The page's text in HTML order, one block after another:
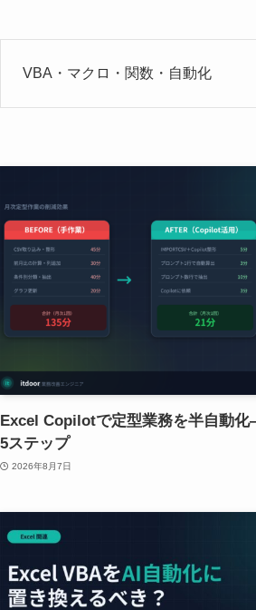
VBA・マクロ・関数・自動化
Excel Copilotで定型業務を半自動
5ステップ
2026年8月7日